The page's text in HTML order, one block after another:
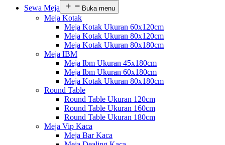
Sewa Meja
Buka menu
Meja Kotak
Meja Kotak Ukuran 60x120cm
Meja Kotak Ukuran 80x120cm
Meja Kotak Ukuran 80x180cm
Meja IBM
Meja Ibm Ukuran 45x180cm
Meja Ibm Ukuran 60x180cm
Meja Kotak Ukuran 80x180cm
Round Table
Round Table Ukuran 120cm
Round Table Ukuran 160cm
Round Table Ukuran 180cm
Meja Vip Kaca
Meja Bar Kaca